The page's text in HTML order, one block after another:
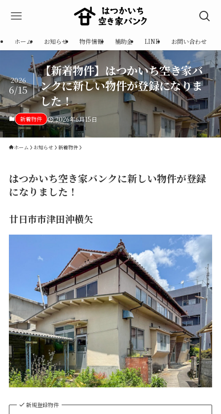
ホーム お知らせ 物件情報 補助金 LINE お問い合わせ
【新着物件】はつかいち空き家バ
ンクに新しい物件が登録になりま
した！
2026
6/15
新着物件 2026年6月15日
ホーム お知らせ 新着物件
はつかいち空き家バンクに新しい物件が登録
になりました！
廿日市市津田沖横矢
新規登録物件